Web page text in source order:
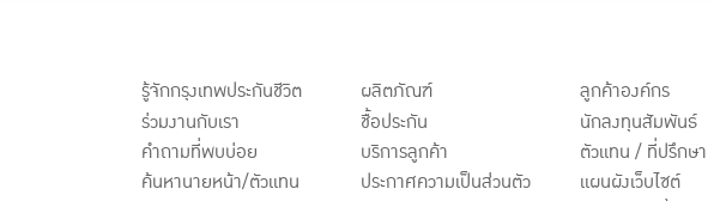
รู้จักกรุงเทพประกันชีวิต
ร่วมงานกับเรา
คำถามที่พบบ่อย
ค้นหานายหน้า/ตัวแทน
ผลิตภัณฑ์
ชื้อประกัน
บริการลูกค้า
ประกาศความเป็นส่วนตัว
ลูกค้าองค์กร
นักลงทุนสัมพันธ์
ตัวแทน / ที่ปรึกษา
แผนผังเว็บไซต์